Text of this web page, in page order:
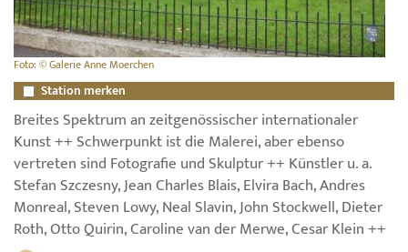
Foto: © Galerie Anne Moerchen
Station merken
Breites Spektrum an zeitgenössischer internationaler
Kunst ++ Schwerpunkt ist die Malerei, aber ebenso
vertreten sind Fotografie und Skulptur ++ Künstler u. a.
Stefan Szczesny, Jean Charles Blais, Elvira Bach, Andres
Monreal, Steven Lowy, Neal Slavin, John Stockwell, Dieter
Roth, Otto Quirin, Caroline van der Merwe, Cesar Klein ++